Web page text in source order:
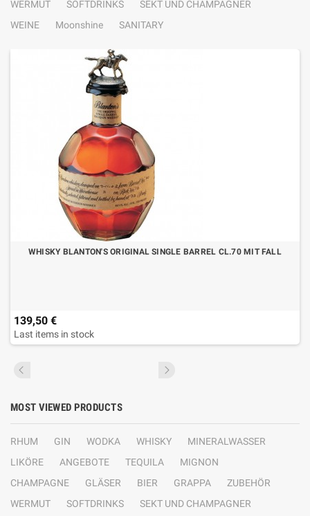
WERMUT SOFTDRINKS
SEKT UND CHAMPAGNER
WEINE
Moonshine SANITARY
WHISKY BLANTON'S ORIGINAL SINGLE BARREL CL.70 MIT FALL
139,50 €
Last items in stock
MOST VIEWED PRODUCTS
RHUM GIN WODKA WHISKY
MINERALWASSER
LIKÖRE
ANGEBOTE TEQUILA
MIGNON
CHAMPAGNE
GLÄSER BIER GRAPPA
ZUBEHÖR
WERMUT
SOFTDRINKS
SEKT UND CHAMPAGNER